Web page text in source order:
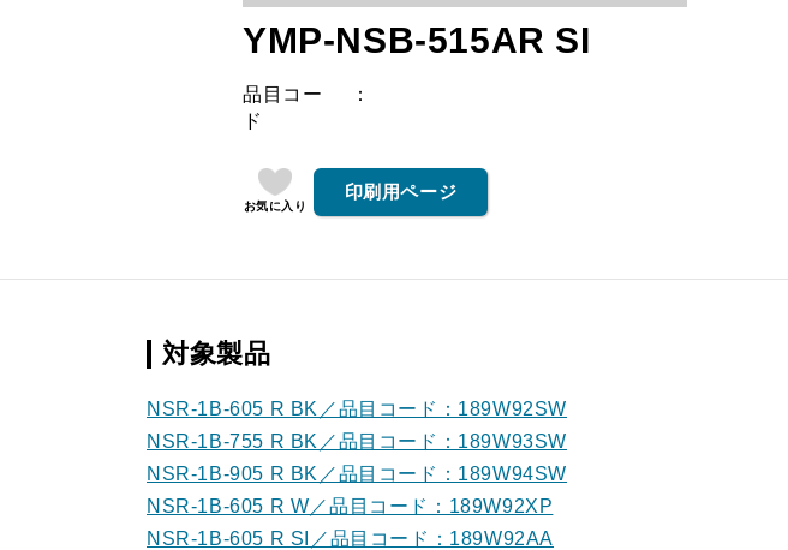
YMP-NSB-515AR SI
品目コー
ド
お気に入り
印刷用ページ
対象製品
NSR-1B-605 R BK／品目コード：189W92SW
NSR-1B-755 R BK／品目コード：189W93SW
NSR-1B-905 R BK／品目コード：189W94SW
NSR-1B-605 R W／品目コード：189W92XP
NSR-1B-605 R SI／品目コード：189W92AA